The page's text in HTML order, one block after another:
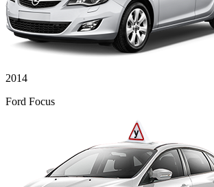
2014
Ford Focus